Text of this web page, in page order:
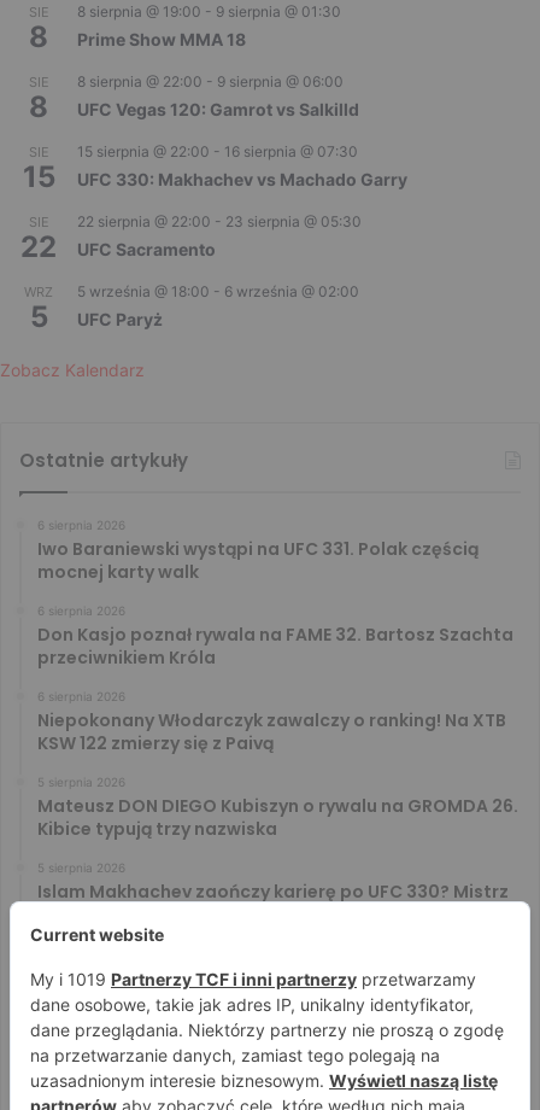
SIE
8
8 sierpnia @ 19:00 - 9 sierpnia @ 01:30
Prime Show MMA 18
SIE
8
8 sierpnia @ 22:00 - 9 sierpnia @ 06:00
UFC Vegas 120: Gamrot vs Salkilld
SIE
15
15 sierpnia @ 22:00 - 16 sierpnia @ 07:30
UFC 330: Makhachev vs Machado Garry
SIE
22
22 sierpnia @ 22:00 - 23 sierpnia @ 05:30
UFC Sacramento
WRZ
5
5 września @ 18:00 - 6 września @ 02:00
UFC Paryż
Zobacz Kalendarz
Ostatnie artykuły
6 sierpnia 2026
Iwo Baraniewski wystąpi na UFC 331. Polak częścią
mocnej karty walk
6 sierpnia 2026
Don Kasjo poznał rywala na FAME 32. Bartosz Szachta
przeciwnikiem Króla
6 sierpnia 2026
Niepokonany Włodarczyk zawalczy o ranking! Na XTB
KSW 122 zmierzy się z Paivą
5 sierpnia 2026
Mateusz DON DIEGO Kubiszyn o rywalu na GROMDA 26.
Kibice typują trzy nazwiska
5 sierpnia 2026
Islam Makhachev zaończy karierę po UFC 330? Mistrz
Tańcula nie gryzł się w język. Wymowna sugestia o
zachowaniu Jacka Murańskiego [VIDEO]
4 sierpnia 2026
Ostre spojrzenia Jóźwiaka i Ryty. Zobacz face to face
przed PRIME 18